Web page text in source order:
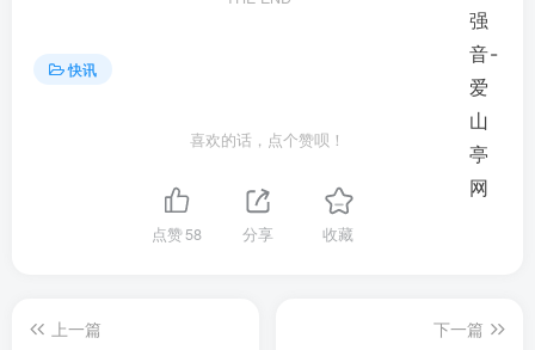
快讯
喜欢的话，点个赞呗！
点赞58 分享 收藏
上一篇
下一篇